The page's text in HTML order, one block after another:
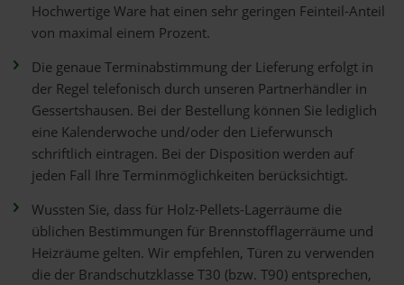
Hochwertige Ware hat einen sehr geringen Feinteil-Anteil
von maximal einem Prozent.
Die genaue Terminabstimmung der Lieferung erfolgt in
der Regel telefonisch durch unseren Partnerhändler in
Gessertshausen. Bei der Bestellung können Sie lediglich
eine Kalenderwoche und/oder den Lieferwunsch
schriftlich eintragen. Bei der Disposition werden auf
jeden Fall Ihre Terminmöglichkeiten berücksichtigt.
Wussten Sie, dass für Holz-Pellets-Lagerräume die
üblichen Bestimmungen für Brennstofflagerräume und
Heizräume gelten. Wir empfehlen, Türen zu verwenden
die der Brandschutzklasse T30 (bzw. T90) entsprechen,